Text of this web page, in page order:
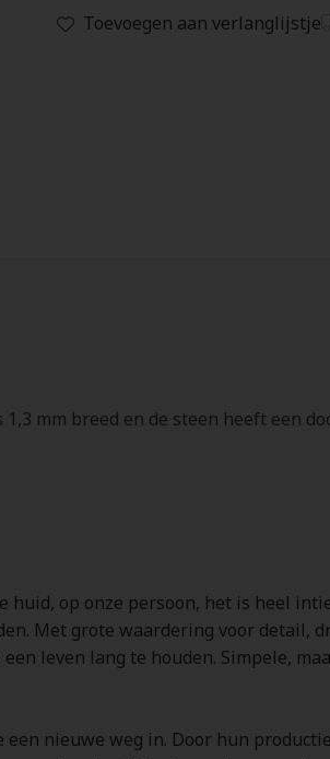
Toevoegen aan verlanglijstje
mm breed en de steen heeft een
op onze persoon, het is heel
Met grote waardering voor detail,
leven lang te houden. Simpele,
nieuwe weg in. Door hun